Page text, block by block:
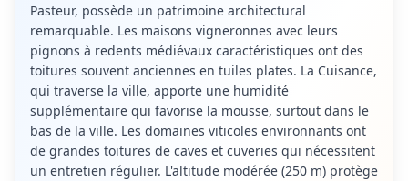
Pasteur, possède un patrimoine architectural
remarquable. Les maisons vigneronnes avec leurs
pignons à redents médiévaux caractéristiques ont des
toitures souvent anciennes en tuiles plates. La Cuisance,
qui traverse la ville, apporte une humidité
supplémentaire qui favorise la mousse, surtout dans le
bas de la ville. Les domaines viticoles environnants ont
de grandes toitures de caves et cuveries qui nécessitent
un entretien régulier. L'altitude modérée (250 m) protège